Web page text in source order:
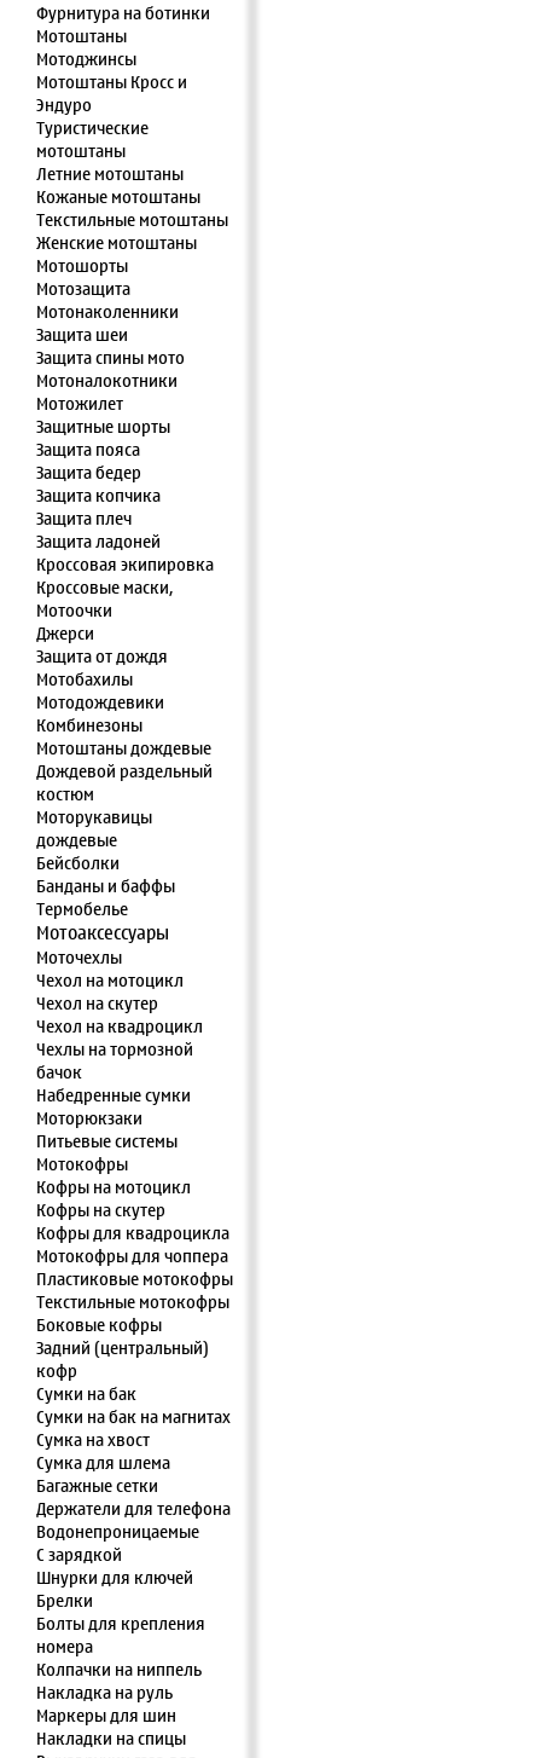
Фурнитура на ботинки
Мотоштаны
Мотоджинсы
Мотоштаны Кросс и
Эндуро
Туристические
мотоштаны
Летние мотоштаны
Кожаные мотоштаны
Текстильные мотоштаны
Женские мотоштаны
Мотошорты
Мотозащита
Мотонаколенники
Защита шеи
Защита спины мото
Мотоналокотники
Мотожилет
Защитные шорты
Защита пояса
Защита бедер
Защита копчика
Защита плеч
Защита ладоней
Кроссовая экипировка
Кроссовые маски,
Мотоочки
Джерси
Защита от дождя
Мотобахилы
Мотодождевики
Комбинезоны
Мотоштаны дождевые
Дождевой раздельный
костюм
Моторукавицы
дождевые
Бейсболки
Банданы и баффы
Термобелье
Мотоаксессуары
Моточехлы
Чехол на мотоцикл
Чехол на скутер
Чехол на квадроцикл
Чехлы на тормозной
бачок
Набедренные сумки
Моторюкзаки
Питьевые системы
Мотокофры
Кофры на мотоцикл
Кофры на скутер
Кофры для квадроцикла
Мотокофры для чоппера
Пластиковые мотокофры
Текстильные мотокофры
Боковые кофры
Задний (центральный)
кофр
Сумки на бак
Сумки на бак на магнитах
Сумка на хвост
Сумка для шлема
Багажные сетки
Держатели для телефона
Водонепроницаемые
С зарядкой
Шнурки для ключей
Брелки
Болты для крепления
номера
Колпачки на ниппель
Накладка на руль
Маркеры для шин
Накладки на спицы